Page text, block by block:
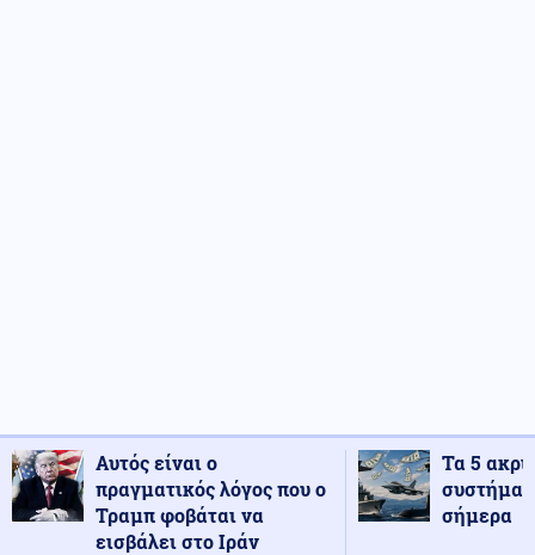
Αυτός είναι ο
πραγματικός λόγος που ο
Τραμπ φοβάται να
εισβάλει στο Ιράν
Τα 5
σήμερα